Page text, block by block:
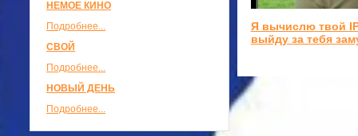
НЕМОЕ КИНО
Подробнее...
СВОЙ
Подробнее...
НОВЫЙ ДЕНЬ
Подробнее...
Я вычислю твой
выйду за тебя